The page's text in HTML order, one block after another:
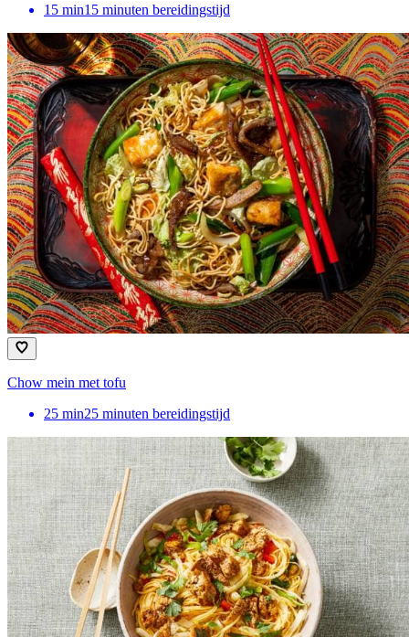
15 min15 minuten bereidingstijd
Chow mein met tofu
25 min25 minuten bereidingstijd